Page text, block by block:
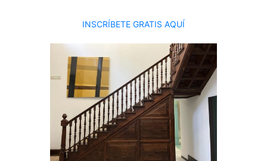
INSCRÍBETE GRATIS AQUÍ